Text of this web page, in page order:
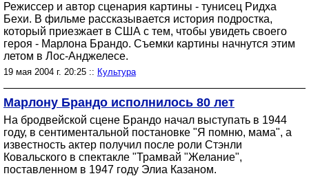
Режиссер и автор сценария картины - тунисец Ридха
Бехи. В фильме рассказывается история подростка,
который приезжает в США с тем, чтобы увидеть своего
героя - Марлона Брандо. Съемки картины начнутся этим
летом в Лос-Анджелесе.
19 мая 2004 г. 20:25 :: Культура
Марлону Брандо исполнилось 80 лет
На бродвейской сцене Брандо начал выступать в 1944
году, в сентиментальной постановке "Я помню, мама", а
известность актер получил после роли Стэнли
Ковальского в спектакле "Трамвай "Желание",
поставленном в 1947 году Элиа Казаном.